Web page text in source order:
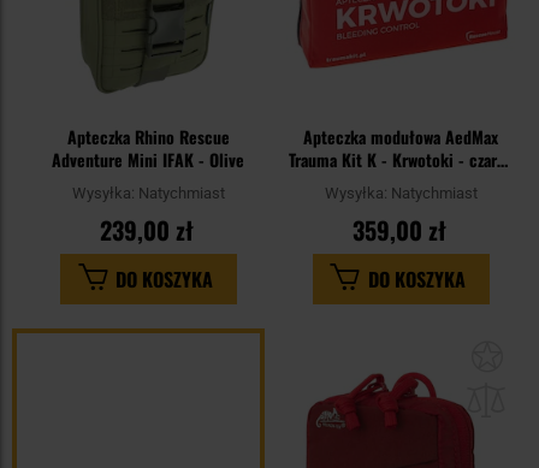
Apteczka Rhino Rescue
Adventure Mini IFAK - Olive
Wysyłka: Natychmiast
239,00 zł
DO KOSZYKA
Apteczka modułowa AedMax
Trauma Kit K - Krwotoki - czarna
staza
Wysyłka: Natychmiast
359,00 zł
DO KOSZYKA